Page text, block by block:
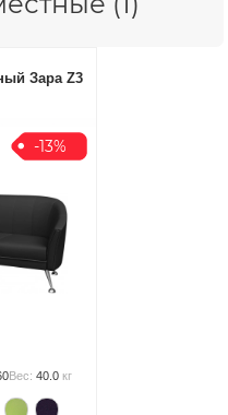
Зара Z3
-13%
Вес:40.0 кг